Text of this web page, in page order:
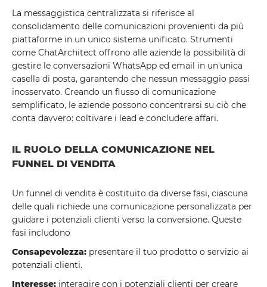
La messaggistica centralizzata si riferisce al
consolidamento delle comunicazioni provenienti da più
piattaforme in un unico sistema unificato. Strumenti
come ChatArchitect offrono alle aziende la possibilità di
gestire le conversazioni WhatsApp ed email in un'unica
casella di posta, garantendo che nessun messaggio passi
inosservato. Creando un flusso di comunicazione
semplificato, le aziende possono concentrarsi su ciò che
conta davvero: coltivare i lead e concludere affari.
IL RUOLO DELLA COMUNICAZIONE NEL
FUNNEL DI VENDITA
Un funnel di vendita è costituito da diverse fasi, ciascuna
delle quali richiede una comunicazione personalizzata per
guidare i potenziali clienti verso la conversione. Queste
fasi includono
Consapevolezza: presentare il tuo prodotto o servizio ai
potenziali clienti.
Interesse: interagire con i potenziali clienti per creare